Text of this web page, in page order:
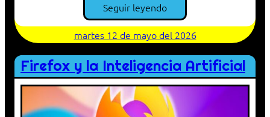
Seguir leyendo
martes 12 de mayo del 2026
Firefox y la Inteligencia Artificial